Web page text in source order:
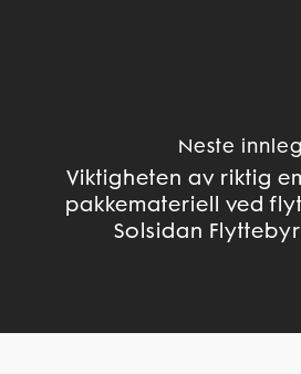
Neste
Viktigheten av riktig
pakkemateriell ved
Solsidan